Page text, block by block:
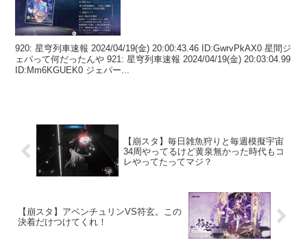
920: 星穹列車速報 2024/04/19(金) 20:00:43.46 ID:GwrvPkAX0 星間ジ
ェパって何だったんや 921: 星穹列車速報 2024/04/19(金) 20:03:04.99
ID:Mm6KGUEK0 ジェパー...
【崩スタ】毎日雑魚狩りと毎週模擬宇宙
34周やってるけど黄泉無かった時代もコ
レやってたってマジ？
【崩スタ】アベンチュリンVS符玄。この
決着だけつけてくれ！